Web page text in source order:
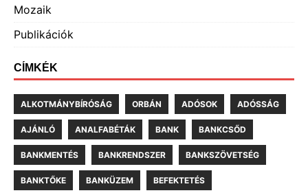
Mozaik
Publikációk
CÍMKÉK
ALKOTMÁNYBÍRÓSÁG ORBÁN ADÓSOK ADÓSSÁG
AJÁNLÓ ANALFABÉTÁK BANK BANKCSŐD
BANKMENTÉS BANKRENDSZER BANKSZÖVETSÉG
BANKTŐKE BANKÜZEM BEFEKTETÉS